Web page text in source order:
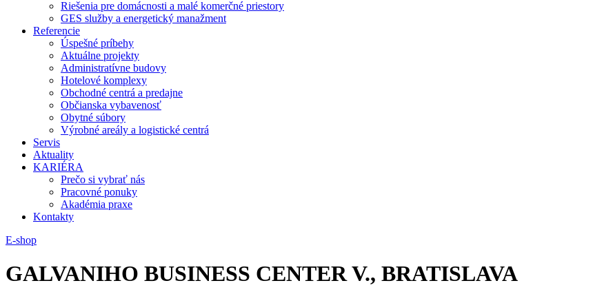
Riešenia pre domácnosti a malé komerčné priestory
GES služby a energetický manažment
Referencie
Úspešné príbehy
Aktuálne projekty
Administratívne budovy
Hotelové komplexy
Obchodné centrá a predajne
Občianska vybavenosť
Obytné súbory
Výrobné areály a logistické centrá
Servis
Aktuality
KARIÉRA
Prečo si vybrať nás
Pracovné ponuky
Akadémia praxe
Kontakty
E-shop
GALVANIHO BUSINESS CENTER V., BRATISLAVA